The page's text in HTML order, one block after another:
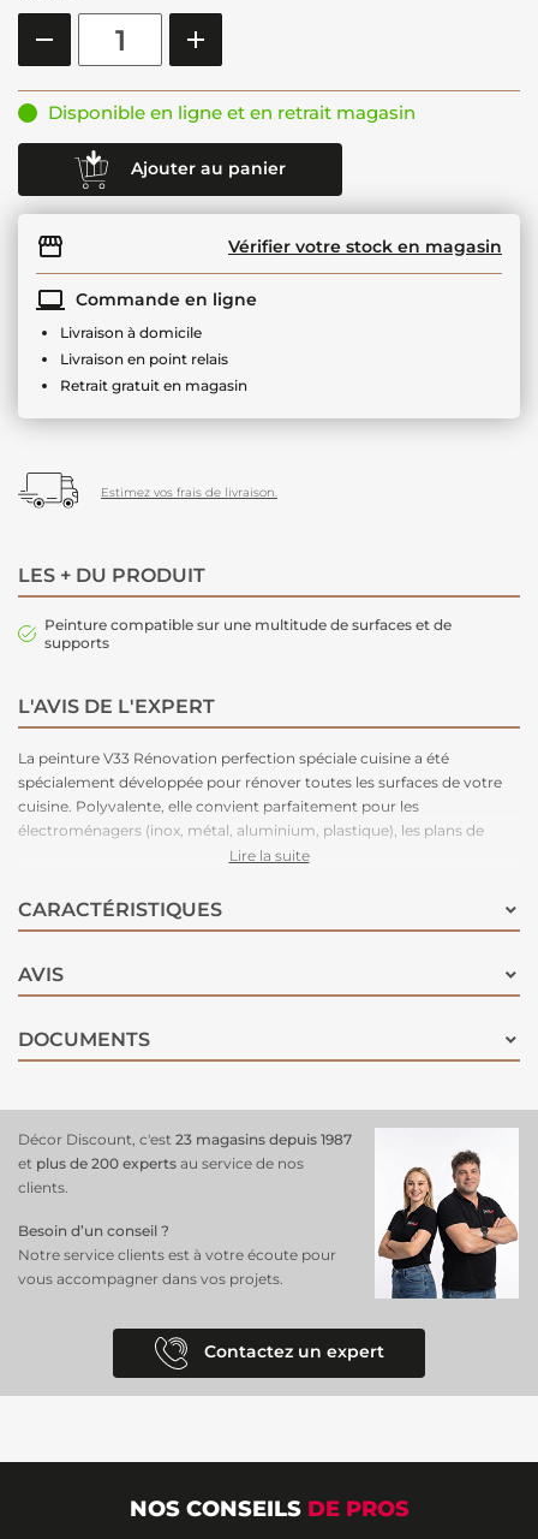
Disponible en ligne et en retrait magasin
Ajouter au panier
Vérifier votre stock en magasin
Commande en ligne
Livraison à domicile
Livraison en point relais
Retrait gratuit en magasin
Estimez vos frais de livraison.
LES + DU PRODUIT
Peinture compatible sur une multitude de surfaces et de
supports
L'AVIS DE L'EXPERT
La peinture V33 Rénovation perfection spéciale cuisine a été
spécialement développée pour rénover toutes les surfaces de votre
cuisine. Polyvalente, elle convient parfaitement pour les
électroménagers (inox, métal, aluminium, plastique), les plans de
travail (bois vernis, mélaminé, stratifié, carrelage), crédences
mélaminé). Cette peinture présente une haute résistance aux rayures
et aux chocs. Elle est très adhérente sans passage d'une sous-couche
Séchage entre deux couches : 6 heures. Séchage complet en 24
heures.
Lire la suite
CARACTÉRISTIQUES
AVIS
DOCUMENTS
Décor Discount, c'est 23 magasins depuis 1987
et plus de 200 experts au service de nos
clients.
Besoin d’un conseil ?
Notre service clients est à votre écoute pour
vous accompagner dans vos projets.
Contactez un expert
NOS CONSEILS DE PROS